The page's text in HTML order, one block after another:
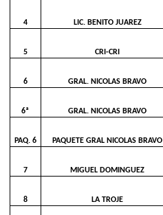
4 LIC. BENITO JUAREZ
5 CRI-CRI
6 GRAL. NICOLAS BRAVO
6ª GRAL. NICOLAS BRAVO
PAQ. 6 PAQUETE GRAL NICOLAS BRAVO
7 MIGUEL DOMINGUEZ
8 LA TROJE